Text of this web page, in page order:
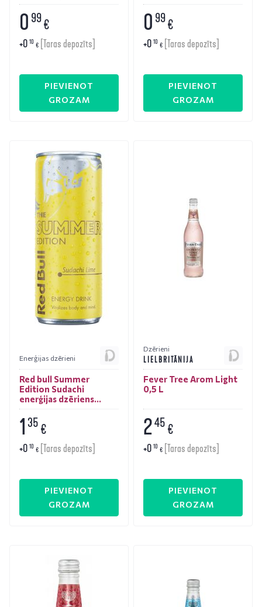
0 99€
+0 10 € [Taras depozīts]
PIEVIENOT
GROZAM
0 99€
+0 10 € [Taras depozīts]
PIEVIENOT
GROZAM
Enerģijas dzērieni
Red bull Summer
Edition Sudachi
enerģijas dzēriens
0,25L
135€
+0 10 € [Taras depozīts]
PIEVIENOT
GROZAM
Dzērieni
LIELBRITĀNIJA
Fever Tree Arom Light
0,5 L
245€
+0 10 € [Taras depozīts]
PIEVIENOT
GROZAM